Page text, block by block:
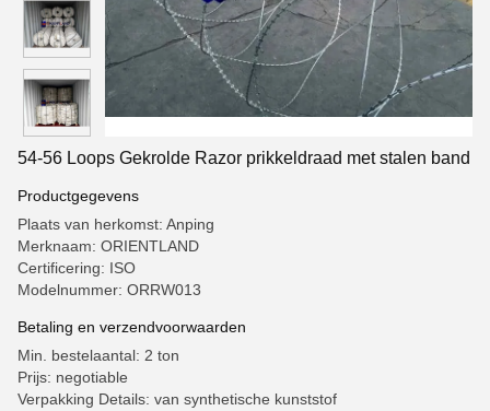
54-56 Loops Gekrolde Razor prikkeldraad met stalen band
Productgegevens
Plaats van herkomst: Anping
Merknaam: ORIENTLAND
Certificering: ISO
Modelnummer: ORRW013
Betaling en verzendvoorwaarden
Min. bestelaantal: 2 ton
Prijs: negotiable
Verpakking Details: van synthetische kunststof